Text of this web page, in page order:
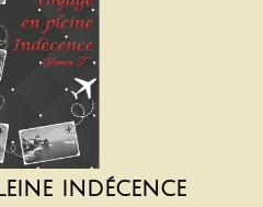
indécence